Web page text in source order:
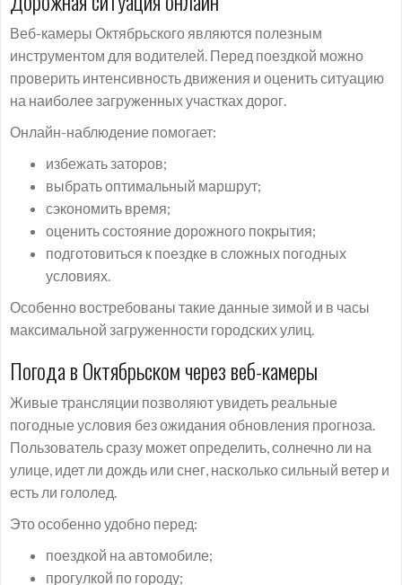
Веб-камеры Октябрьского являются полезным
инструментом для водителей. Перед поездкой можно
проверить интенсивность движения и оценить ситуацию
на наиболее загруженных участках дорог.
Онлайн-наблюдение помогает:
избежать заторов;
выбрать оптимальный маршрут;
сэкономить время;
оценить состояние дорожного покрытия;
подготовиться к поездке в сложных погодных
условиях.
Особенно востребованы такие данные зимой и в часы
максимальной загруженности городских улиц.
Погода в Октябрьском через веб-камеры
Живые трансляции позволяют увидеть реальные
погодные условия без ожидания обновления прогноза.
Пользователь сразу может определить, солнечно ли на
улице, идет ли дождь или снег, насколько сильный ветер и
есть ли гололед.
Это особенно удобно перед:
поездкой на автомобиле;
прогулкой по городу;